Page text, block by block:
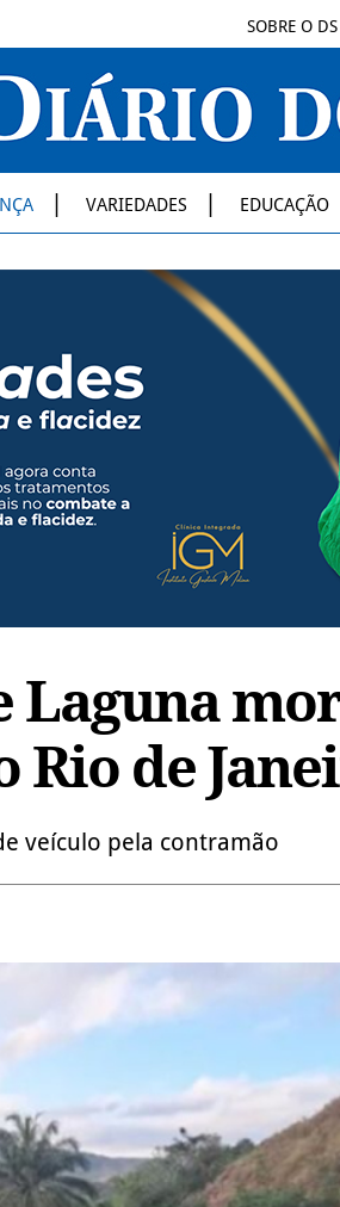
SOBRE O DS
VARIEDADES EDUCAÇÃO
Laguna
Rio de
veículo pela contramão